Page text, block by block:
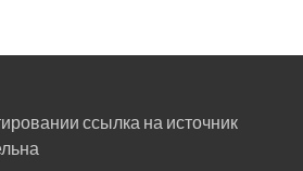
ссылка на источник